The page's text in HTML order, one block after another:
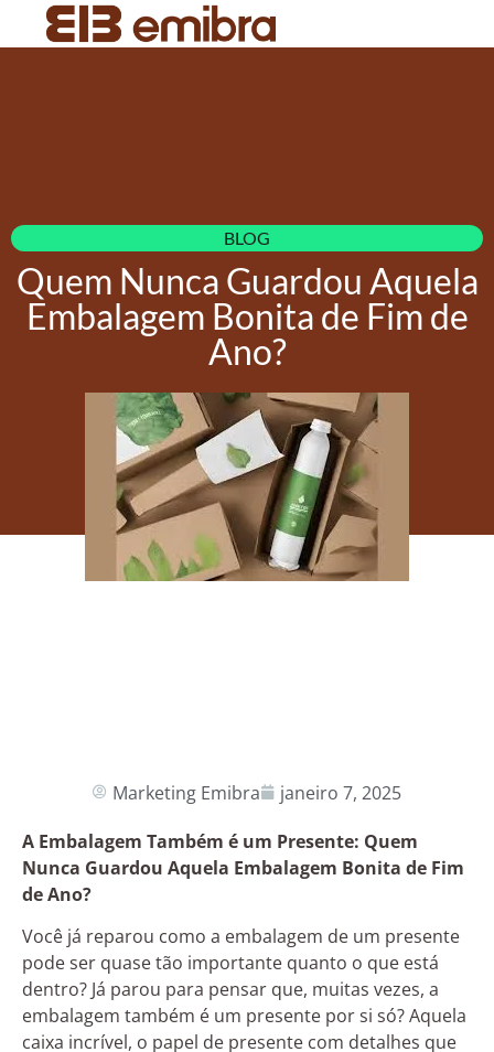
BLOG
Quem Nunca Guardou Aquela
Embalagem Bonita de Fim de
Ano?
Marketing Emibra
janeiro 7, 2025
A Embalagem Também é um Presente: Quem
Nunca Guardou Aquela Embalagem Bonita de Fim
de Ano?
Você já reparou como a embalagem de um presente
pode ser quase tão importante quanto o que está
dentro? Já parou para pensar que, muitas vezes, a
embalagem também é um presente por si só? Aquela
caixa incrível, o papel de presente com detalhes que